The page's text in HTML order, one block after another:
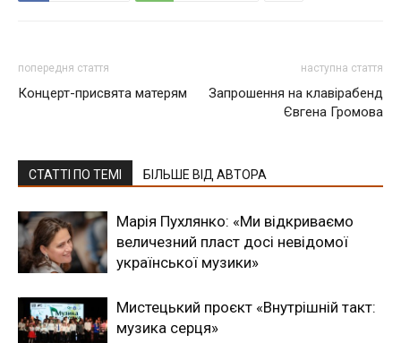
попередня стаття
Концерт-присвята матерям
наступна стаття
Запрошення на клавірабенд
Євгена Громова
СТАТТІ ПО ТЕМІ БІЛЬШЕ ВІД АВТОРА
Марія Пухлянко: «Ми відкриваємо
величезний пласт досі невідомої
української музики»
Мистецький проєкт «Внутрішній такт:
музика серця»